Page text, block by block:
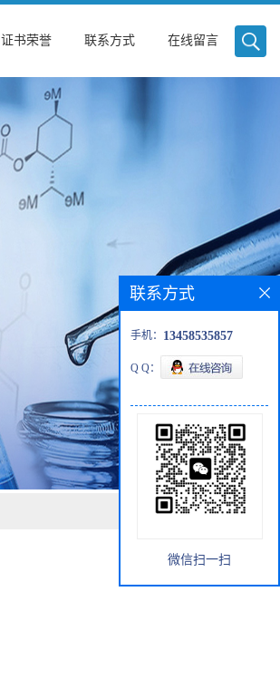
证书荣誉 联系方式 在线留言
联系方式
手机： 13458535857
Q Q：
微信扫一扫